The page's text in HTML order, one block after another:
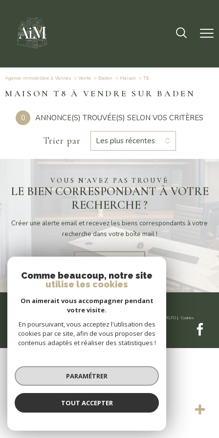
Agence immobilière à Vannes Vente Baden Maison t8
MAISON T8 À VENDRE SUR BADEN
0 ANNONCE(S) TROUVÉE(S) SELON VOS CRITÈRES
Trier par Les plus récentes
VOUS N'AVEZ PAS TROUVÉ
LE BIEN CORRESPONDANT À VOTRE
RECHERCHE ?
Créer une alerte email et recevez les biens correspondants à votre
recherche dans votre boîte mail !
© 2026 | Tous droits réservés | Traduction powered by Google |
Politique RGPD Cookies
Comme beaucoup, notre site
utilise les cookies
On aimerait vous accompagner pendant
votre visite.
En poursuivant, vous acceptez l'utilisation des
cookies par ce site, afin de vous proposer des
contenus adaptés et réaliser des statistiques !
PARAMÉTRER
TOUT ACCEPTER